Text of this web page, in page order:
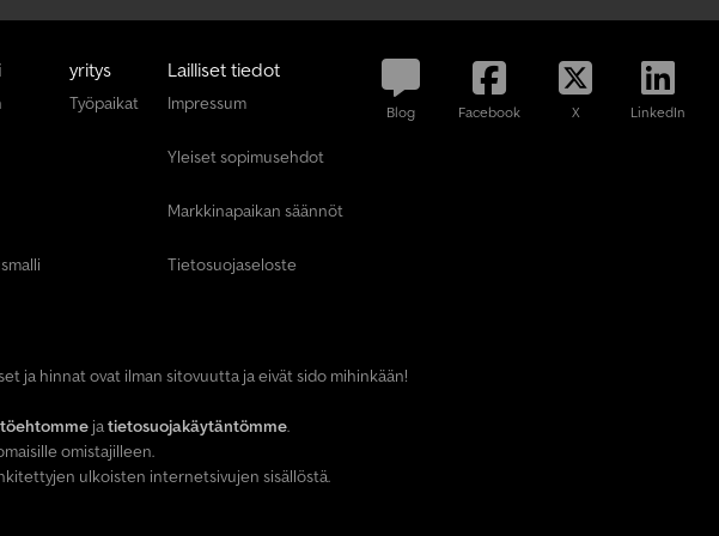
y
+
4
yritys
Työpaikat
Lailliset tiedot
Impressum
Yleiset sopimusehdot
Markkinapaikan säännöt
Tietosuojaseloste
Blog Facebook X LinkedIn
ja hinnat ovat ilman sitovuutta ja eivät sido mihinkään!
jatietosuojakäytäntömme.
omistajilleen.
ulkoisten internetsivujen sisällöstä.